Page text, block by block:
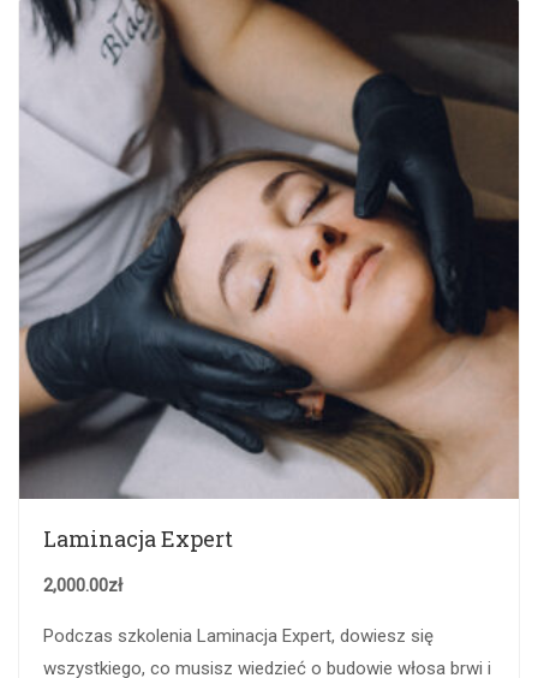
Laminacja Expert
2,000.00zł
Podczas szkolenia Laminacja Expert, dowiesz się
wszystkiego, co musisz wiedzieć o budowie włosa brwi i